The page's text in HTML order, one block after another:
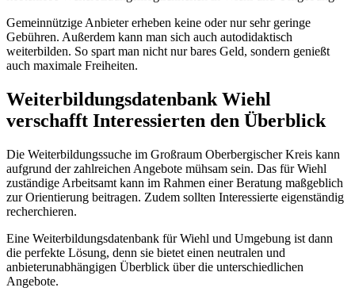
Gemeinnützige Anbieter erheben keine oder nur sehr geringe
Gebühren. Außerdem kann man sich auch autodidaktisch
weiterbilden. So spart man nicht nur bares Geld, sondern genießt
auch maximale Freiheiten.
Weiterbildungsdatenbank Wiehl
verschafft Interessierten den Überblick
Die Weiterbildungssuche im Großraum Oberbergischer Kreis kann
aufgrund der zahlreichen Angebote mühsam sein. Das für Wiehl
zuständige Arbeitsamt kann im Rahmen einer Beratung maßgeblich
zur Orientierung beitragen. Zudem sollten Interessierte eigenständig
recherchieren.
Eine Weiterbildungsdatenbank für Wiehl und Umgebung ist dann
die perfekte Lösung, denn sie bietet einen neutralen und
anbieterunabhängigen Überblick über die unterschiedlichen
Angebote.